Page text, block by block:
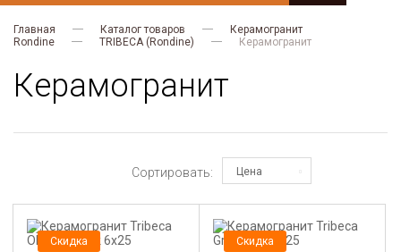
Главная Каталог товаров
Керамогранит
Rondine
TRIBECA (Rondine) Керамогранит
Керамогранит
Сортировать: Цена
Скидка Скидка